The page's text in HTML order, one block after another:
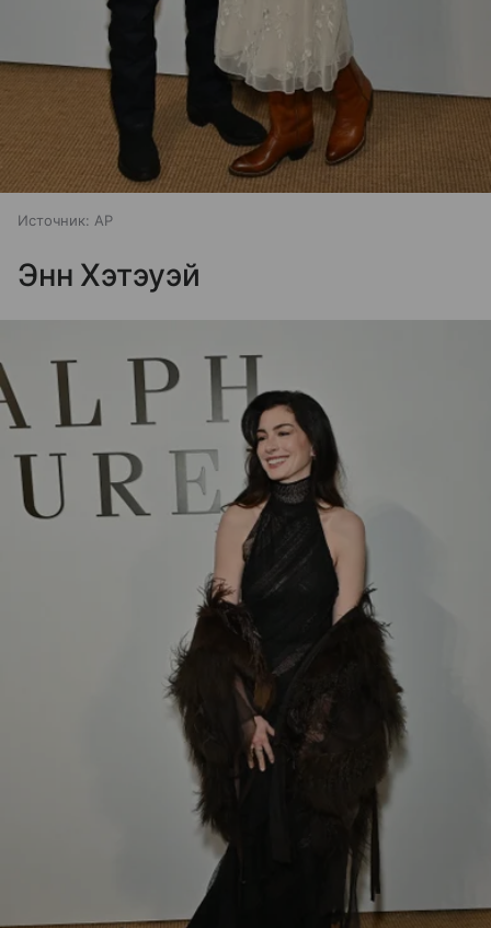
Источник: AP
Энн Хэтэуэй